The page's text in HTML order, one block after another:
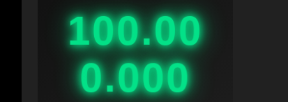
100.00
0.000